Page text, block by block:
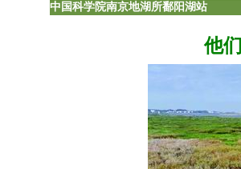
中国科学院南京地湖所鄱阳湖站
他